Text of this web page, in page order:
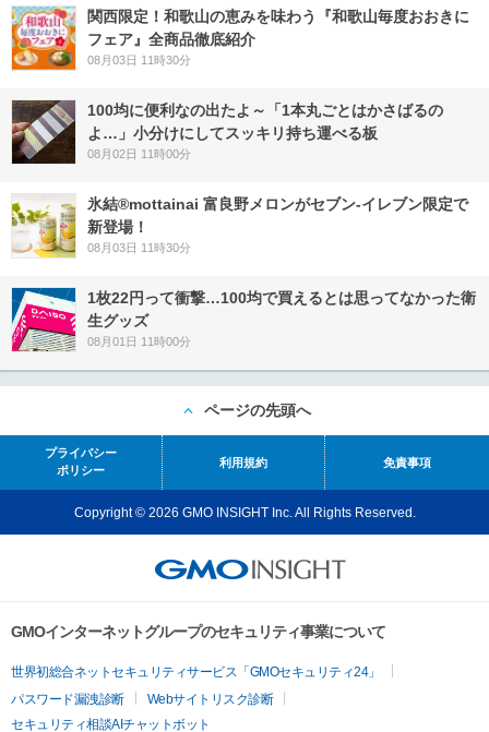
関西限定！和歌山の恵みを味わう『和歌山毎度おおきに
フェア』全商品徹底紹介
08月03日 11時30分
100均に便利なの出たよ～「1本丸ごとはかさばるの
よ…」小分けにしてスッキリ持ち運べる板
08月02日 11時00分
氷結®mottainai 富良野メロンがセブン‐イレブン限定で
新登場！
08月03日 11時30分
1枚22円って衝撃…100均で買えるとは思ってなかった衛
生グッズ
08月01日 11時00分
ページの先頭へ
プライバシー
ポリシー
利用規約 免責事項
Copyright © 2026 GMO INSIGHT Inc. All Rights Reserved.
GMOインターネットグループのセキュリティ事業について
世界初総合ネットセキュリティサービス「GMOセキュリティ24」
パスワード漏洩診断
Webサイトリスク診断
セキュリティ相談AIチャットボット